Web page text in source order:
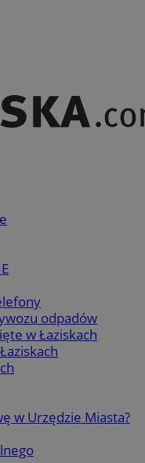
odpadów
w Łaziskach
w Urzędzie Miasta?